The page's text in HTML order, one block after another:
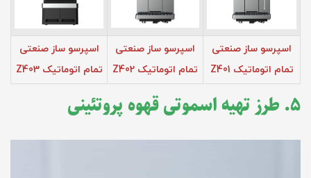
اسپرسو ساز صنعتی
تمام اتوماتیک Z401
اسپرسو ساز صنعتی
تمام اتوماتیک Z402
اسپرسو ساز صنعتی
تمام اتوماتیک Z403
۵. طرز تهیه اسموتی قهوه پروتئینی